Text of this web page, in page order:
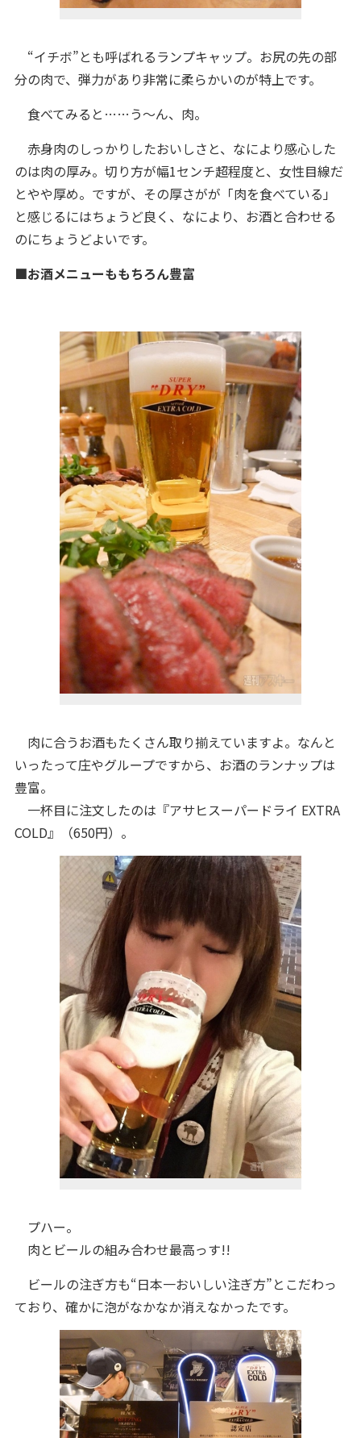
“イチボ”とも呼ばれるランプキャップ。お尻の先の部
分の肉で、弾力があり非常に柔らかいのが特上です。
食べてみると……う～ん、肉。
赤身肉のしっかりしたおいしさと、なにより感心した
のは肉の厚み。切り方が幅1センチ超程度と、女性目線だ
とやや厚め。ですが、その厚さがが「肉を食べている」
と感じるにはちょうど良く、なにより、お酒と合わせる
のにちょうどよいです。
■お酒メニューももちろん豊富
肉に合うお酒もたくさん取り揃えていますよ。なんと
いったって庄やグループですから、お酒のランナップは
豊富。
一杯目に注文したのは『アサヒスーパードライ EXTRA
COLD』（650円）。
プハー。
肉とビールの組み合わせ最高っす!!
ビールの注ぎ方も“日本一おいしい注ぎ方”とこだわっ
ており、確かに泡がなかなか消えなかったです。